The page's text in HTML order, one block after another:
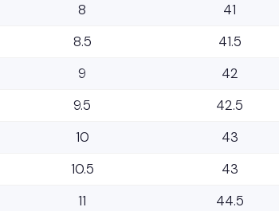
8
41
8.5
41.5
9
42
9.5
42.5
10
43
10.5
43
11
44.5